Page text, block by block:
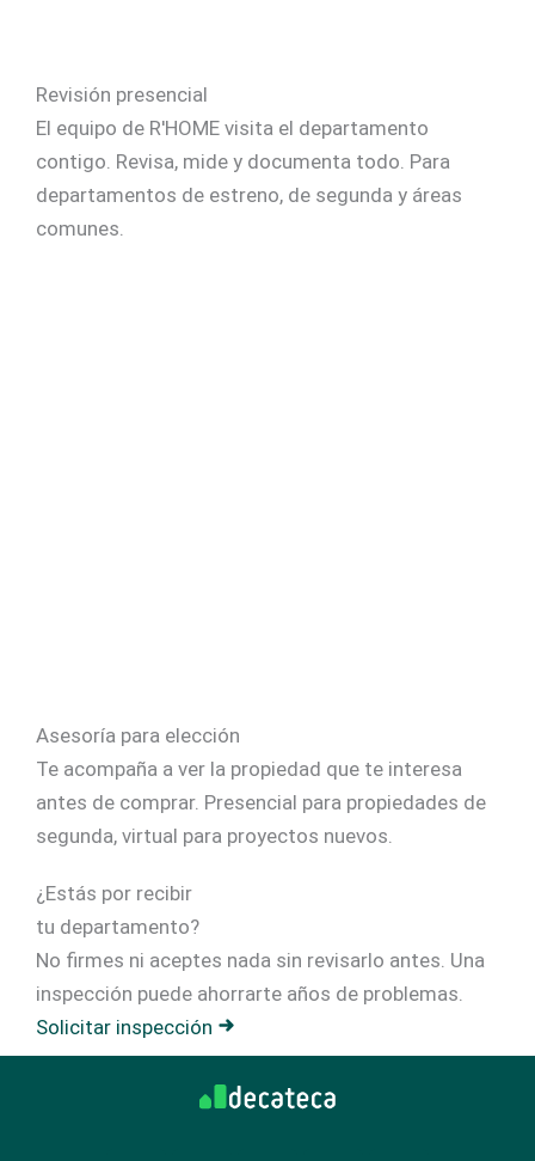
Revisión presencial
El equipo de R'HOME visita el departamento
contigo. Revisa, mide y documenta todo. Para
departamentos de estreno, de segunda y áreas
comunes.
Asesoría para elección
Te acompaña a ver la propiedad que te interesa
antes de comprar. Presencial para propiedades de
segunda, virtual para proyectos nuevos.
¿Estás por recibir
tu departamento?
No firmes ni aceptes nada sin revisarlo antes. Una
inspección puede ahorrarte años de problemas.
Solicitar inspección